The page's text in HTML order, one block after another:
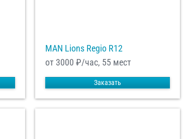
MAN Lions Regio R12
от 3000 ₽/час, 55 мест
Заказать